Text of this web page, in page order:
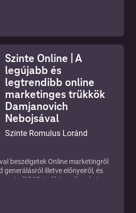
Szinte Online | A
legújabb és
legtrendibb online
marketinges trükkök
Damjanovich
Nebojsával
Szinte Romulus Loránd
beszélgetek Online marketingről
generálásról illetve előnyeiről, és
B2B területen sikereket
perces beszélgetésünket.